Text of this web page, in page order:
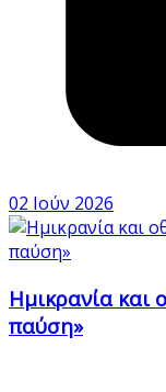
02 Ιούν 2026
Ημικρανία και
παύση»